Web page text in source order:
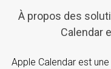
À propos des
Calendar
Apple Calendar est